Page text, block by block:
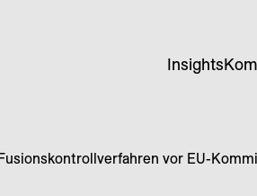
Insights
vor EU-